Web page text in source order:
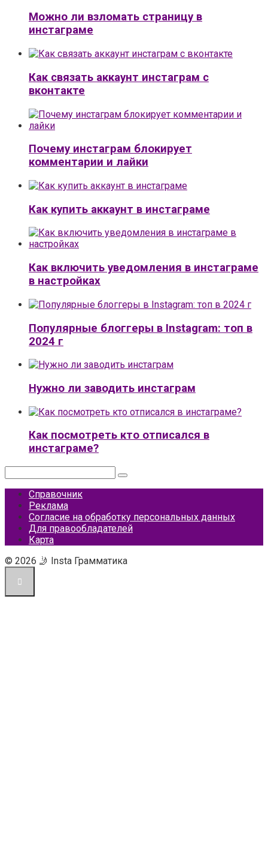
Можно ли взломать страницу в
инстаграме
Как связать аккаунт инстаграм с
вконтакте
Почему инстаграм блокирует
комментарии и лайки
Как купить аккаунт в инстаграме
Как включить уведомления в инстаграме
в настройках
Популярные блоггеры в Instagram: топ в
2024 г
Нужно ли заводить инстаграм
Как посмотреть кто отписался в
инстаграме?
Справочник
Реклама
Согласие на обработку персональных данных
Для правообладателей
Карта
© 2026 🤳 Insta Грамматика